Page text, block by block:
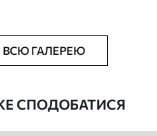
лакове покриття.
ВСЮ ГАЛЕРЕЮ
СПОДОБАТИСЯ